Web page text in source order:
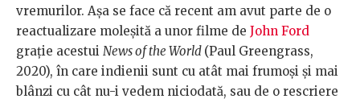
vremurilor. Așa se face că recent am avut parte de o
reactualizare moleșită a unor filme de John Ford
grație acestui News of the World (Paul Greengrass,
2020), în care indienii sunt cu atât mai frumoși și mai
blânzi cu cât nu-i vedem niciodată, sau de o rescriere